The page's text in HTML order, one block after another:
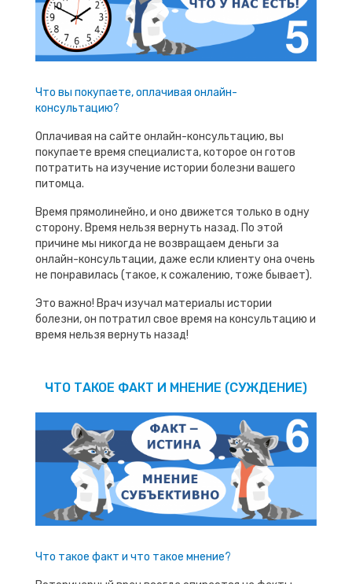
Что вы покупаете, оплачивая онлайн-
консультацию?
Оплачивая на сайте онлайн-консультацию, вы
покупаете время специалиста, которое он готов
потратить на изучение истории болезни вашего
питомца.
Время прямолинейно, и оно движется только в одну
сторону. Время нельзя вернуть назад. По этой
причине мы никогда не возвращаем деньги за
онлайн-консультации, даже если клиенту она очень
не понравилась (такое, к сожалению, тоже бывает).
Это важно! Врач изучал материалы истории
болезни, он потратил свое время на консультацию и
время нельзя вернуть назад!
ЧТО ТАКОЕ ФАКТ И МНЕНИЕ (СУЖДЕНИЕ)
Что такое факт и что такое мнение?